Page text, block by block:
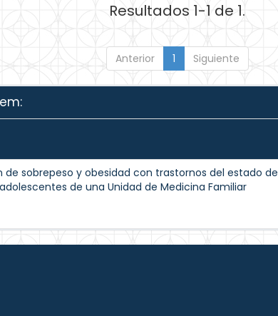
Resultados 1-1 de 1.
Anterior 1 Siguiente
de sobrepeso y obesidad con trastornos del estado de
de una Unidad de Medicina Familiar